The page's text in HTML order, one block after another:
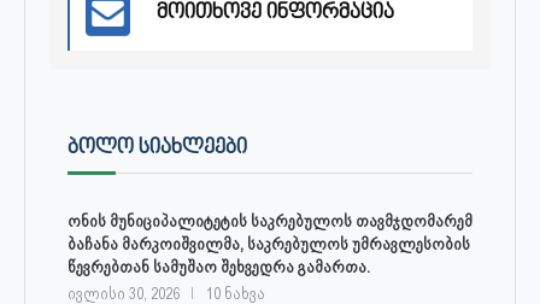
მოითხოვე ინფორმაცია
ᲑᲝᲚᲝ ᲡᲘᲐᲮᲚᲔᲔᲑᲘ
ონის მუნიციპალიტეტის საკრებულოს თავმჯდომარემ
ბაჩანა მარკოიშვილმა, საკრებულოს უმრავლესობის
წევრებთან სამუშაო შეხვედრა გამართა.
ივლისი 30, 2026 10 ნახვა